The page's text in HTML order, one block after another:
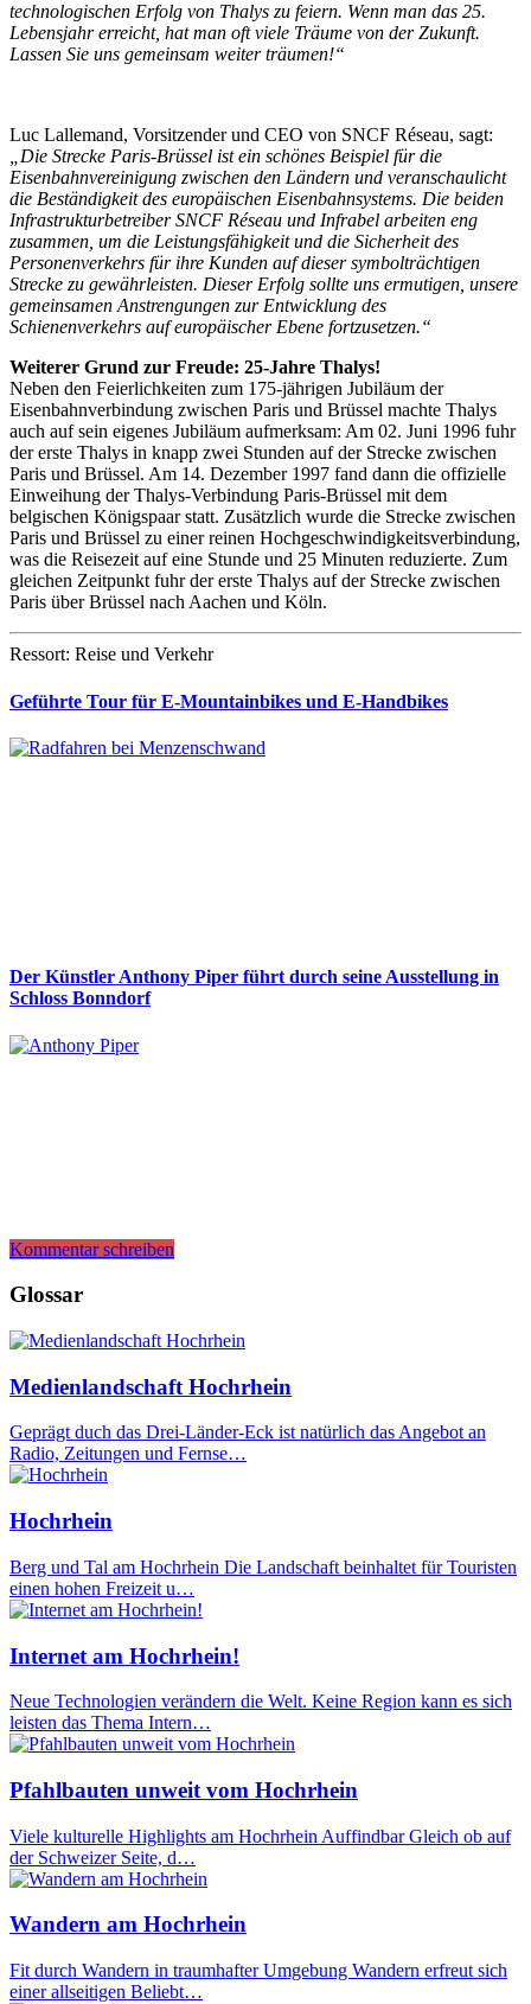
technologischen Erfolg von Thalys zu feiern. Wenn man das 25.
Lebensjahr erreicht, hat man oft viele Träume von der Zukunft.
Lassen Sie uns gemeinsam weiter träumen!“
Luc Lallemand, Vorsitzender und CEO von SNCF Réseau, sagt:
„Die Strecke Paris-Brüssel ist ein schönes Beispiel für die
Eisenbahnvereinigung zwischen den Ländern und veranschaulicht
die Beständigkeit des europäischen Eisenbahnsystems. Die beiden
Infrastrukturbetreiber SNCF Réseau und Infrabel arbeiten eng
zusammen, um die Leistungsfähigkeit und die Sicherheit des
Personenverkehrs für ihre Kunden auf dieser symbolträchtigen
Strecke zu gewährleisten. Dieser Erfolg sollte uns ermutigen, unsere
gemeinsamen Anstrengungen zur Entwicklung des
Schienenverkehrs auf europäischer Ebene fortzusetzen.“
Weiterer Grund zur Freude: 25-Jahre Thalys!
Neben den Feierlichkeiten zum 175-jährigen Jubiläum der
Eisenbahnverbindung zwischen Paris und Brüssel machte Thalys
auch auf sein eigenes Jubiläum aufmerksam: Am 02. Juni 1996 fuhr
der erste Thalys in knapp zwei Stunden auf der Strecke zwischen
Paris und Brüssel. Am 14. Dezember 1997 fand dann die offizielle
Einweihung der Thalys-Verbindung Paris-Brüssel mit dem
belgischen Königspaar statt. Zusätzlich wurde die Strecke zwischen
Paris und Brüssel zu einer reinen Hochgeschwindigkeitsverbindung,
was die Reisezeit auf eine Stunde und 25 Minuten reduzierte. Zum
gleichen Zeitpunkt fuhr der erste Thalys auf der Strecke zwischen
Paris über Brüssel nach Aachen und Köln.
Ressort: Reise und Verkehr
Geführte Tour für E-Mountainbikes und E-Handbikes
Der Künstler Anthony Piper führt durch seine Ausstellung in
Schloss Bonndorf
Kommentar schreiben
Glossar
Medienlandschaft Hochrhein
Geprägt duch das Drei-Länder-Eck ist natürlich das Angebot an
Radio, Zeitungen und Fernse…
Hochrhein
Berg und Tal am Hochrhein Die Landschaft beinhaltet für Touristen
einen hohen Freizeit u…
Internet am Hochrhein!
Neue Technologien verändern die Welt. Keine Region kann es sich
leisten das Thema Intern…
Pfahlbauten unweit vom Hochrhein
Viele kulturelle Highlights am Hochrhein Auffindbar Gleich ob auf
der Schweizer Seite, d…
Wandern am Hochrhein
Fit durch Wandern in traumhafter Umgebung Wandern erfreut sich
einer allseitigen Beliebt…